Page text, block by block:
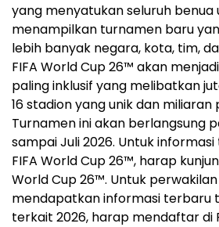
yang menyatukan seluruh benua
menampilkan turnamen baru
lebih banyak negara, kota, tim,
FIFA World Cup 26™ akan
paling inklusif yang melibatkan
16 stadion yang unik dan miliaran
Turnamen ini akan berlangsung
sampai Juli 2026. Untuk
FIFA World Cup 26™, harap
World Cup 26™. Untuk
mendapatkan informasi terbaru
terkait 2026, harap mendaftar di